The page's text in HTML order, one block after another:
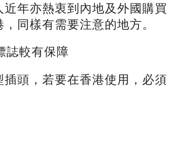
年亦熱衷到內地及外國購買
同樣有需要注意的地方。
誌較有保障
頭，若要在香港使用，必須